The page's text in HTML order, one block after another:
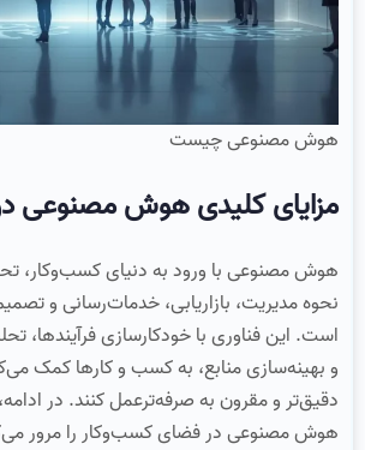
هوش مصنوعی چیست
مزایای کلیدی هوش مصنوعی
هوش مصنوعی با ورود به دنیای کسب‌وکار،
نحوه مدیریت، بازاریابی، خدمات‌رسانی و
است. این فناوری با خودکارسازی فرآیندها،
و بهینه‌سازی منابع، به کسب‌ و کارها کمک
دقیق‌تر و مقرون‌ به‌ صرفه‌ترعمل کنند. در
هوش مصنوعی در فضای کسب‌وکار را مرور